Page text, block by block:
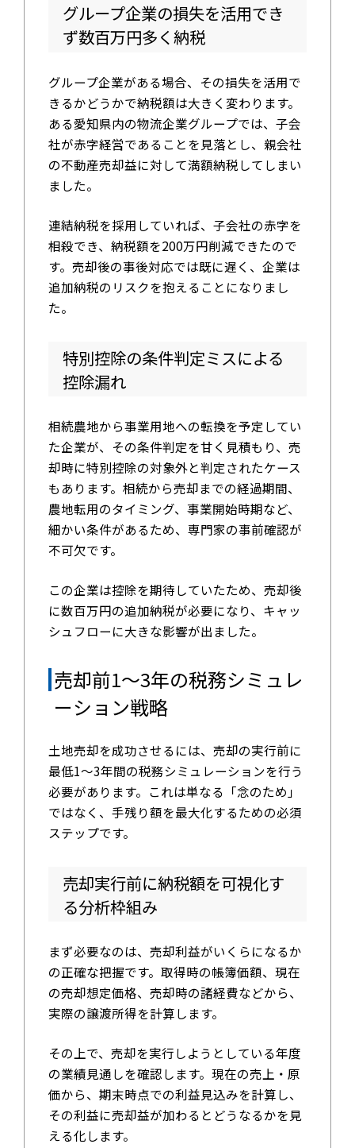
グループ企業の損失を活用でき
ず数百万円多く納税
グループ企業がある場合、その損失を活用で
きるかどうかで納税額は大きく変わります。
ある愛知県内の物流企業グループでは、子会
社が赤字経営であることを見落とし、親会社
の不動産売却益に対して満額納税してしまい
ました。
連結納税を採用していれば、子会社の赤字を
相殺でき、納税額を200万円削減できたので
す。売却後の事後対応では既に遅く、企業は
追加納税のリスクを抱えることになりまし
た。
特別控除の条件判定ミスによる
控除漏れ
相続農地から事業用地への転換を予定してい
た企業が、その条件判定を甘く見積もり、売
却時に特別控除の対象外と判定されたケース
もあります。相続から売却までの経過期間、
農地転用のタイミング、事業開始時期など、
細かい条件があるため、専門家の事前確認が
不可欠です。
この企業は控除を期待していたため、売却後
に数百万円の追加納税が必要になり、キャッ
シュフローに大きな影響が出ました。
売却前1～3年の税務シミュレ
ーション戦略
土地売却を成功させるには、売却の実行前に
最低1～3年間の税務シミュレーションを行う
必要があります。これは単なる「念のため」
ではなく、手残り額を最大化するための必須
ステップです。
売却実行前に納税額を可視化す
る分析枠組み
まず必要なのは、売却利益がいくらになるか
の正確な把握です。取得時の帳簿価額、現在
の売却想定価格、売却時の諸経費などから、
実際の譲渡所得を計算します。
その上で、売却を実行しようとしている年度
の業績見通しを確認します。現在の売上・原
価から、期末時点での利益見込みを計算し、
その利益に売却益が加わるとどうなるかを見
える化します。